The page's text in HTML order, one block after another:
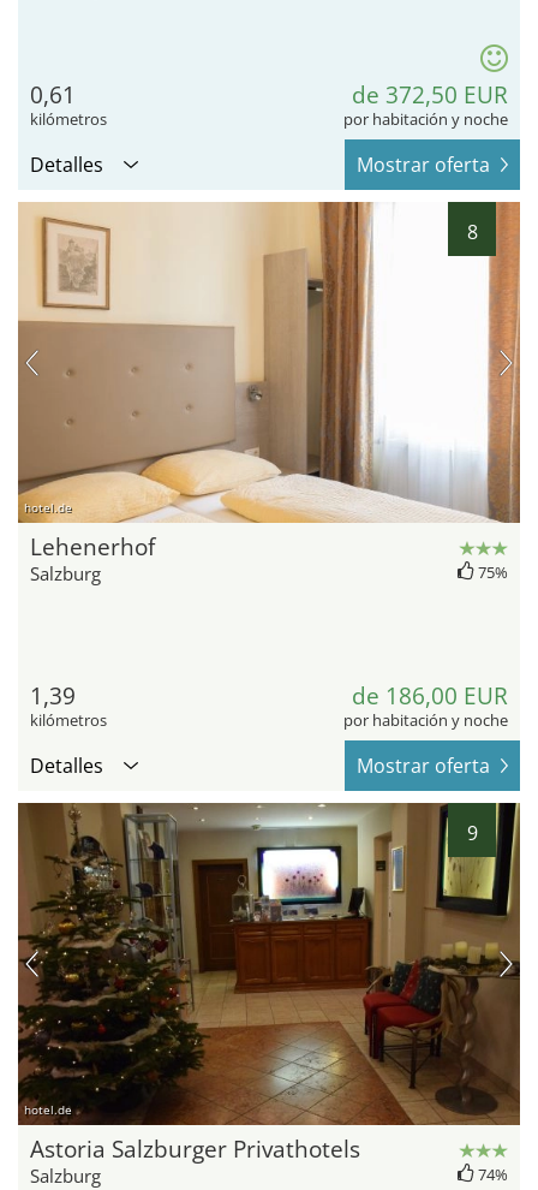
0,61
kilómetros
de 372,50 EUR
por habitación y noche
Detalles Mostrar oferta
8
hotel.de
Lehenerhof
Salzburg 75%
1,39
kilómetros
de 186,00 EUR
por habitación y noche
Detalles Mostrar oferta
9
hotel.de
Astoria Salzburger Privathotels
Salzburg 74%